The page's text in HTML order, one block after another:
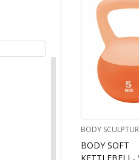
BODY
BODY SOFT